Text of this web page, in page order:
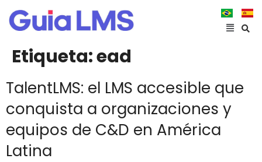
Etiqueta:ead
TalentLMS: el LMS accesible que
conquista a organizaciones y
equipos de C&D en América
Latina